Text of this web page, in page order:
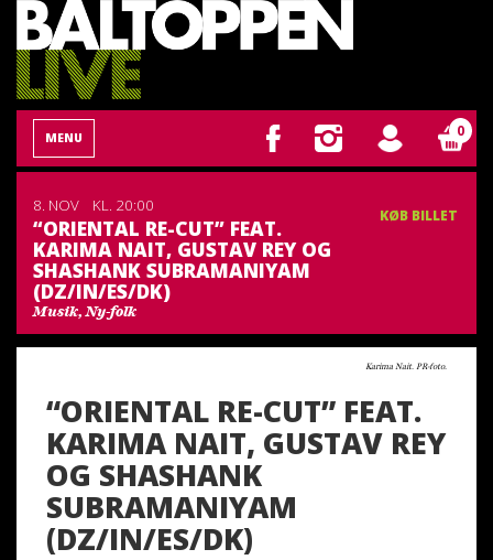
MENU 0
8. NOV KL. 20:00
“ORIENTAL RE-CUT” FEAT.
KARIMA NAIT, GUSTAV REY OG
SHASHANK SUBRAMANIYAM
(DZ/IN/ES/DK)
Musik, Ny-folk
KØB BILLET
Karima Nait. PR-foto.
“ORIENTAL RE-CUT” FEAT.
KARIMA NAIT, GUSTAV REY
OG SHASHANK
SUBRAMANIYAM
(DZ/IN/ES/DK)